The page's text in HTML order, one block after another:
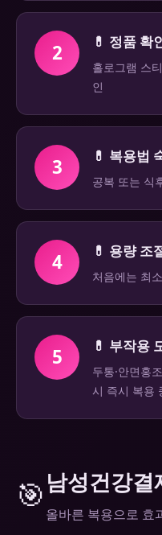
2 💊 정품 확
홀로그램 스
인
3 💊 복용법
공복 또는 식
4 💊 용량 조
처음에는 최
5 💊 부작용
두통·안면홍
시 즉시 복용
🎯남성건강
올바른 복용으로 효